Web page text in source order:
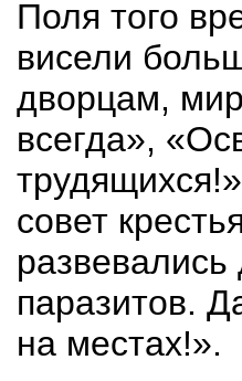
Поля того
висели
дворцам,
всегда»,
совет
паразитов.
на местах!».